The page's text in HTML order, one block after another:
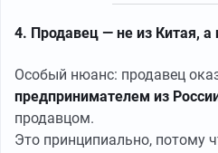
4. Продавец — не из Китая, а
Особый нюанс: продавец
предпринимателем из
продавцом.
Это принципиально, потому